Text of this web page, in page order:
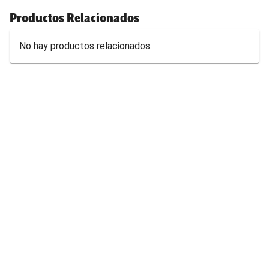
Productos Relacionados
No hay productos relacionados.